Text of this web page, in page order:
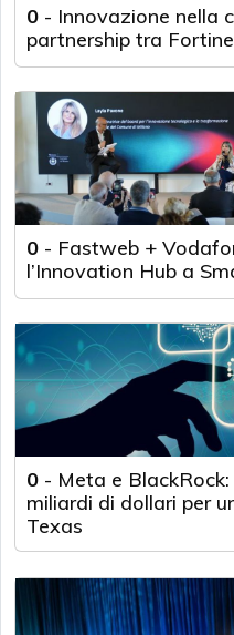
0 - Innovazione nella
partnership tra
0 - Fastweb +
l’Innovation Hub a
0 - Meta e
miliardi di dollari per
Texas